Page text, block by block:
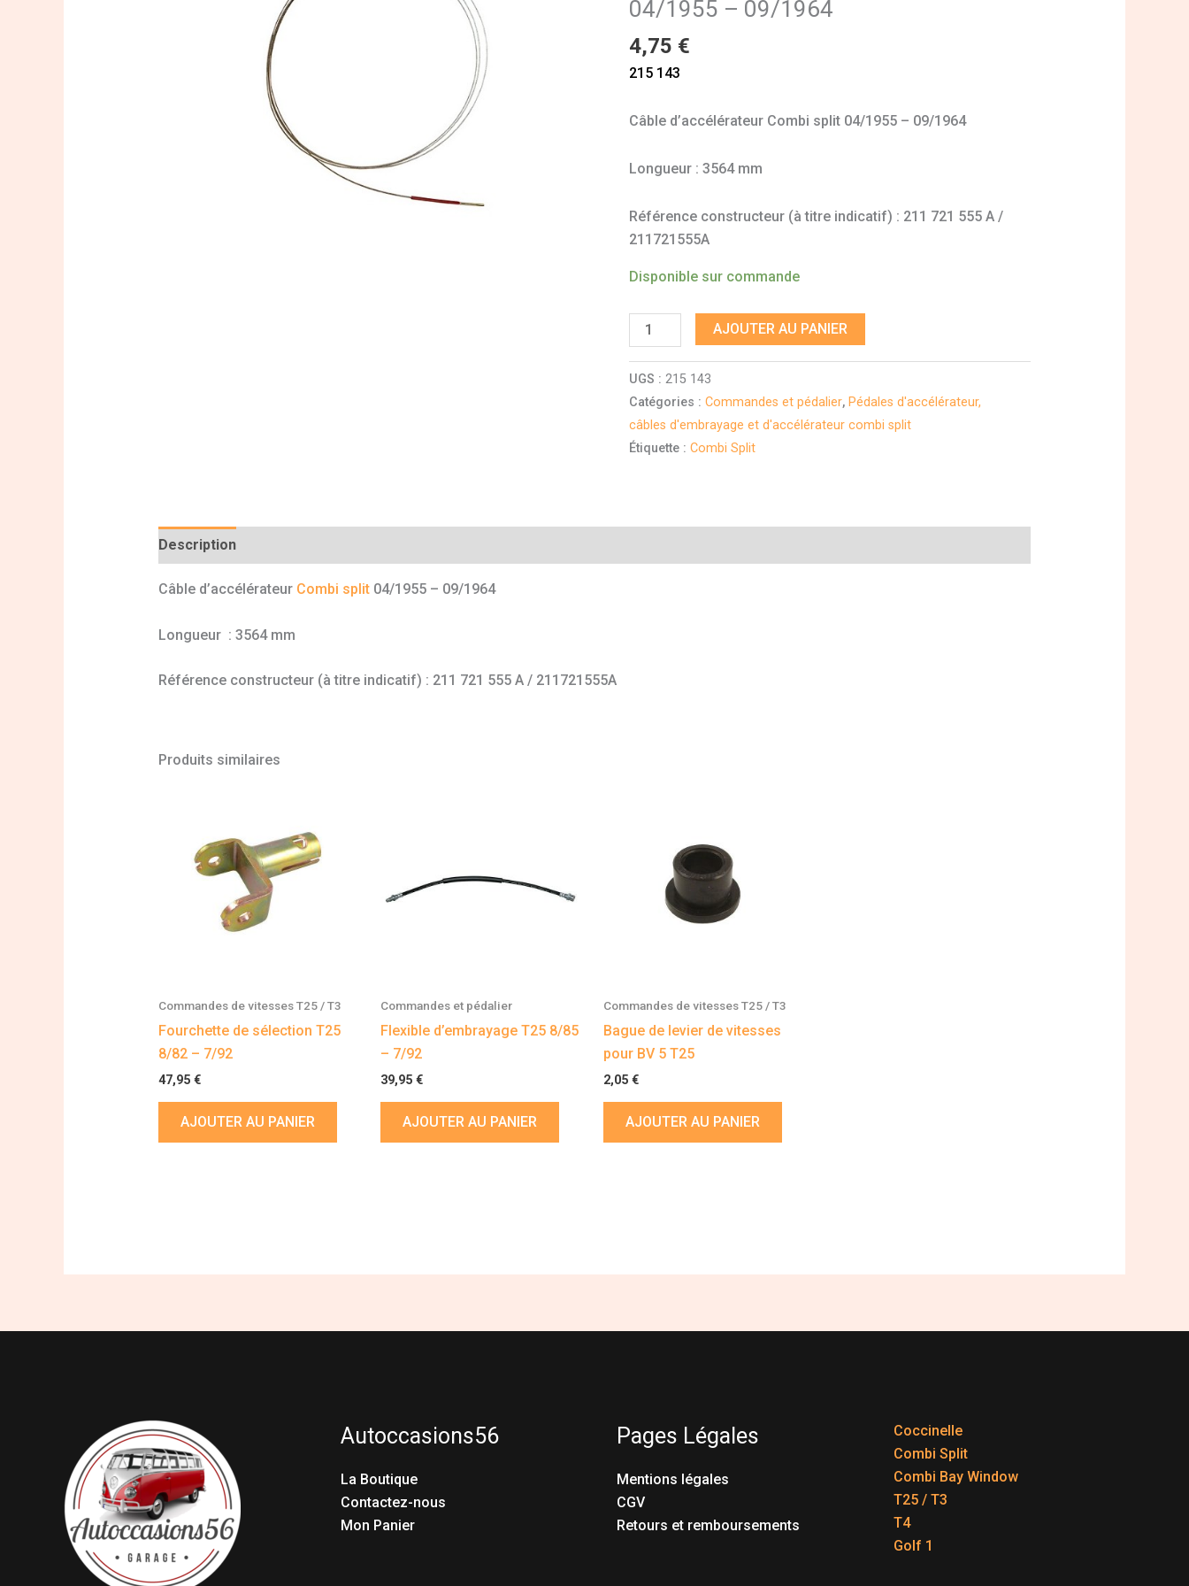
04/1955 – 09/1964
4,75 €
215 143
Câble d’accélérateur Combi split 04/1955 – 09/1964
Longueur : 3564 mm
Référence constructeur (à titre indicatif) : 211 721 555 A /
211721555A
Disponible sur commande
-
09/1964
AJOUTER AU PANIER
UGS :215 143
Catégories :Commandes et pédalier, Pédales d'accélérateur,
câbles d'embrayage et d'accélérateur combi split
Étiquette :Combi Split
Description
Câble d’accélérateur Combi split04/1955 – 09/1964
Longueur : 3564 mm
Référence constructeur (à titre indicatif) : 211 721 555 A / 211721555A
Produits similaires
Commandes de vitesses T25 / T3
Fourchette de sélection T25
8/82 – 7/92
47,95 €
AJOUTER AU PANIER
Commandes et pédalier
Flexible d’embrayage T25 8/85
– 7/92
39,95€
AJOUTER AU PANIER
Commandes de vitesses T25 / T3
Bague de levier de vitesses
pour BV 5 T25
2,05 €
AJOUTER AU PANIER
Autoccasions56
La Boutique
Contactez-nous
Mon Panier
Pages Légales
Mentions légales
CGV
Retours et remboursements
Coccinelle
Combi Split
Combi Bay Window
T25 / T3
T4
Golf 1